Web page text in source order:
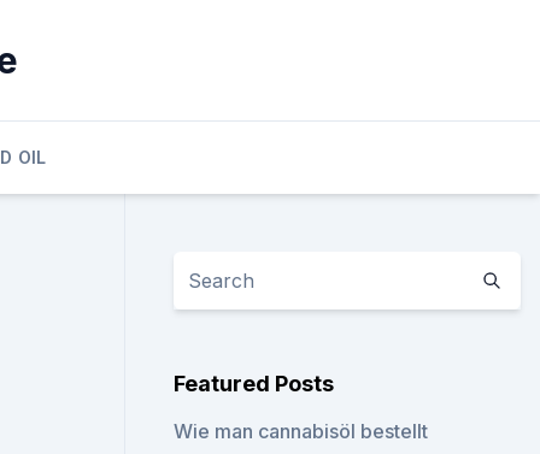
OIL
Featured Posts
Wie man cannabisöl bestellt